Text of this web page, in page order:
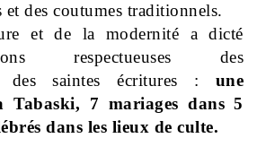
et des coutumes traditionnels.
et de la modernité a dicté
respectueuses des
des saintes écritures : une
Tabaski, 7 mariages dans 5
dans les lieux de culte.